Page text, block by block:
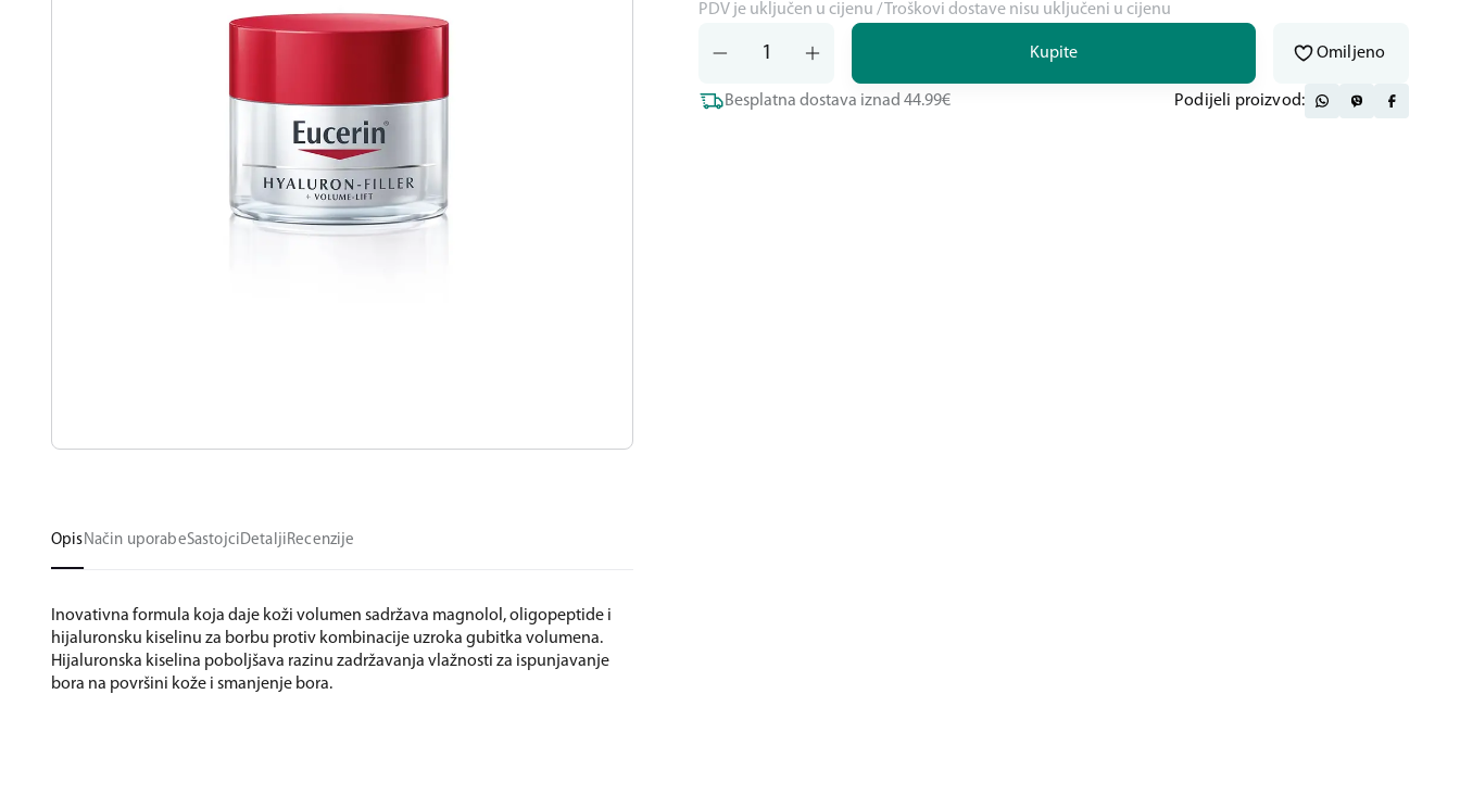
OpisNačin uporabeSastojciDetaljiRecenzije
Inovativna formula koja daje koži volumen sadržava magnolol, oligopeptide i
hijaluronsku kiselinu za borbu protiv kombinacije uzroka gubitka volumena.
Hijaluronska kiselina poboljšava razinu zadržavanja vlažnosti za ispunjavanje
bora na površini kože i smanjenje bora.
PDV je uključen u cijenu / Troškovi dostave nisu uključeni u cijenu
Kupite Omiljeno
Besplatna dostava iznad 44.99€ Podijeli proizvod: